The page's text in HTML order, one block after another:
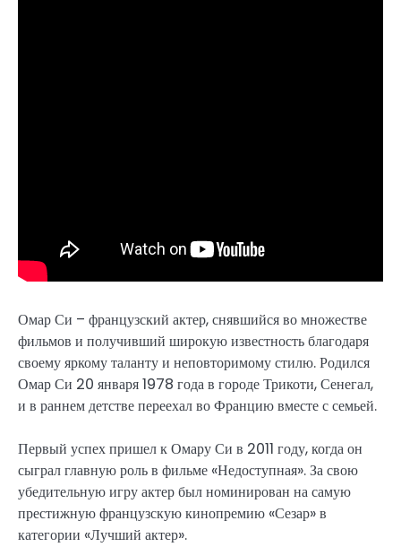
Омар Си – французский актер, снявшийся во множестве
фильмов и получивший широкую известность благодаря
своему яркому таланту и неповторимому стилю. Родился
Омар Си 20 января 1978 года в городе Трикоти, Сенегал,
и в раннем детстве переехал во Францию вместе с семьей.
Первый успех пришел к Омару Си в 2011 году, когда он
сыграл главную роль в фильме «Недоступная». За свою
убедительную игру актер был номинирован на самую
престижную французскую кинопремию «Сезар» в
категории «Лучший актер».